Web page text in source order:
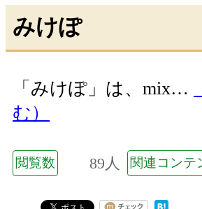
みけぽ
「みけぽ」は、mix…
む）
閲覧数 89人 関連コンテ